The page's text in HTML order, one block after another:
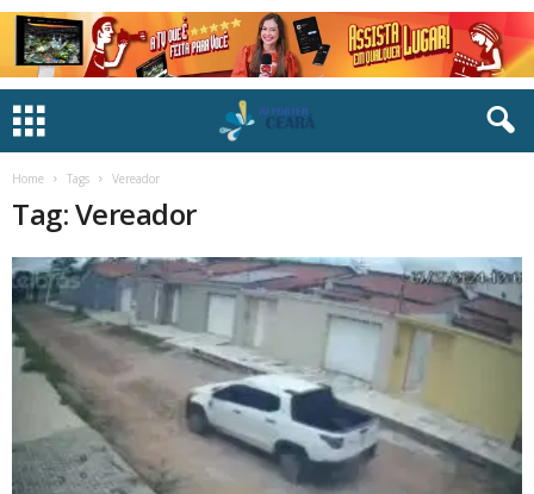
Home Tags Vereador
Tag: Vereador